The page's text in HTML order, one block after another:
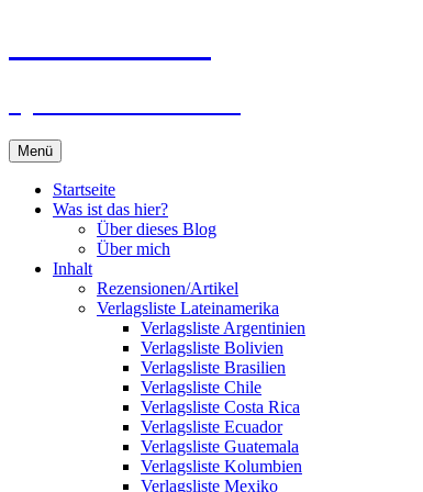
Menü
Startseite
Was ist das hier?
Über dieses Blog
Über mich
Inhalt
Rezensionen/Artikel
Verlagsliste Lateinamerika
Verlagsliste Argentinien
Verlagsliste Bolivien
Verlagsliste Brasilien
Verlagsliste Chile
Verlagsliste Costa Rica
Verlagsliste Ecuador
Verlagsliste Guatemala
Verlagsliste Kolumbien
Verlagsliste Mexiko